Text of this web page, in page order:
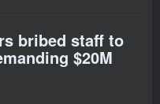
bribed staff to
$20M